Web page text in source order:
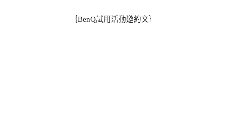
｛BenQ試用活動邀約文｝